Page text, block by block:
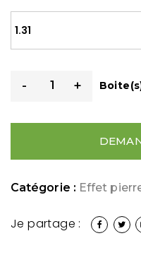
- +
Catégorie : Effet
Je partage :